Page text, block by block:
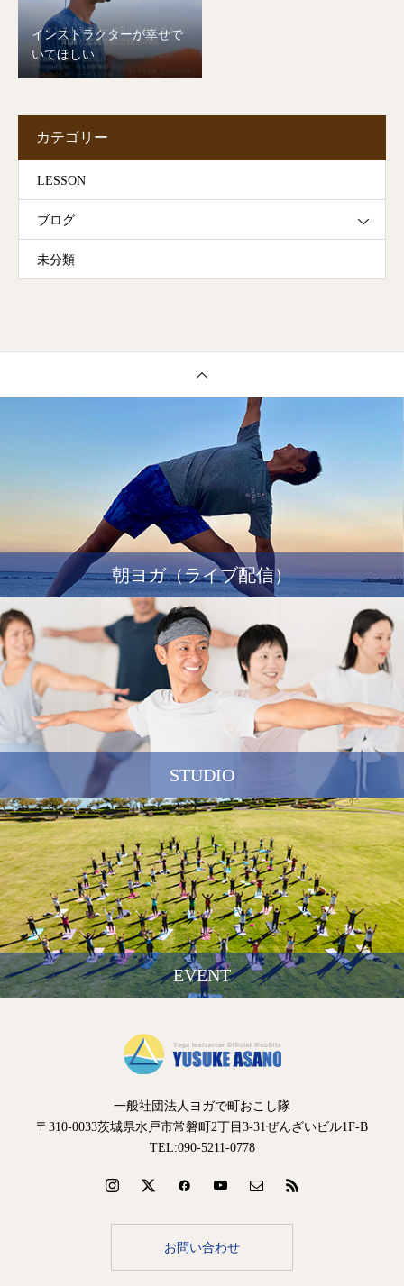
インストラクターが幸せで
いてほしい
カテゴリー
LESSON
ブログ
未分類
朝ヨガ（ライブ配信）
STUDIO
EVENT
一般社団法人ヨガで町おこし隊
〒310-0033茨城県水戸市常磐町2丁目3-31ぜんざいビル1F-B
TEL:090-5211-0778
お問い合わせ